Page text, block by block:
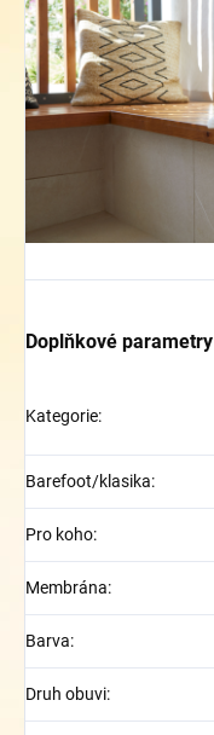
Doplňkové parametry
Kategorie:
Barefoot/klasika:
Pro koho:
Membrána:
Barva:
Druh obuvi: